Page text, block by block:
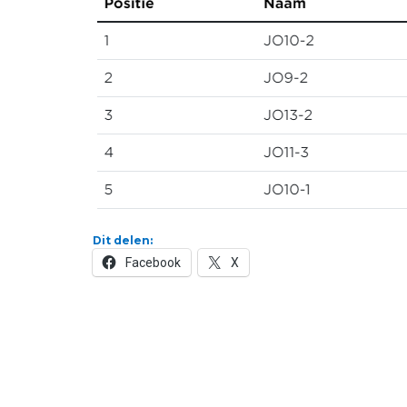
Dit delen:
Facebook X